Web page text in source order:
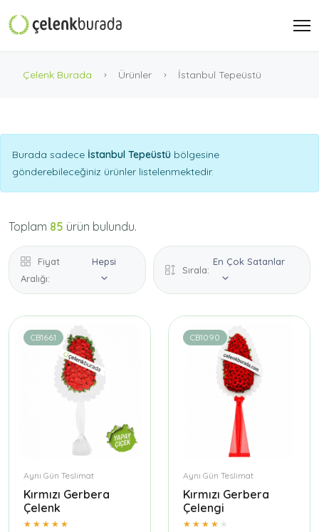
Çelenk Burada Ürünler İstanbul Tepeüstü
Burada sadece İstanbul Tepeüstü bölgesine
gönderebileceğiniz ürünler listelenmektedir.
Toplam 85 ürün bulundu.
Fiyat
Aralığı:
Hepsi
Sırala:
En Çok Satanlar
CB1661
Aynı Gün Teslimat
Kırmızı Gerbera
Çelenk
CB1090
Aynı Gün Teslimat
Kırmızı Gerbera
Çelengi